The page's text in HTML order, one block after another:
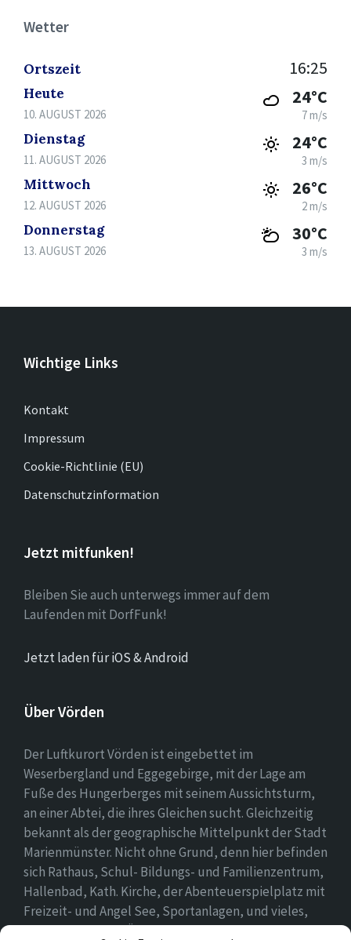
Wetter
Ortszeit 16:25
Heute
10. AUGUST 2026
24°C
7 m/s
Dienstag
11. AUGUST 2026
24°C
3 m/s
Mittwoch
12. AUGUST 2026
26°C
2 m/s
Donnerstag
13. AUGUST 2026
30°C
3 m/s
Wichtige Links
Kontakt
Impressum
Cookie-Richtlinie (EU)
Datenschutzinformation
Jetzt mitfunken!
Bleiben Sie auch unterwegs immer auf dem
Laufenden mit DorfFunk!
Jetzt laden für iOS & Android
Über Vörden
Der Luftkurort Vörden ist eingebettet im
Weserbergland und Eggegebirge, mit der Lage am
Fuße des Hungerberges mit seinem Aussichtsturm,
an einer Abtei, die ihres Gleichen sucht. Gleichzeitig
bekannt als der geographische Mittelpunkt der Stadt
Marienmünster. Nicht ohne Grund, denn hier befinden
sich Rathaus, Schul- Bildungs- und Familienzentrum,
Hallenbad, Kath. Kirche, der Abenteuerspielplatz mit
Freizeit- und Angel See, Sportanlagen, und vieles,
vieles mehr. Einen Überblick findet ihr hier auf